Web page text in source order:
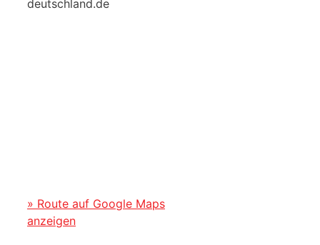
deutschland.de
» Route auf Google Maps
anzeigen